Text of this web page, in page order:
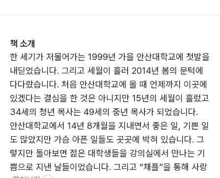
책 소개
한 세기가 저물어가는 1999년 가을 안산대학교에 첫발을
내딛었습니다. 그리고 세월이 흘러 2014년 봄의 문턱에
다다랐습니다. 처음 안산대학교에 올 때 언제까지 이곳에
있겠다는 결심을 한 것은 아니지만 15년의 세월이 흘렀고
34세의 청년 목사는 49세의 중년 목사가 되었습니다.
안산대학교에서 14년 8개월을 지내면서 좋은 일, 기쁜 일
도 많았지만 가슴 아픈 일들도 곳곳에 박혀 있습니다. 그
렇지만 돌아보면 젊은 대학생들을 강의실에서 만나는 기
쁨으로 지낸 날들이었습니다. 그리고 “채플”을 통해 사랑